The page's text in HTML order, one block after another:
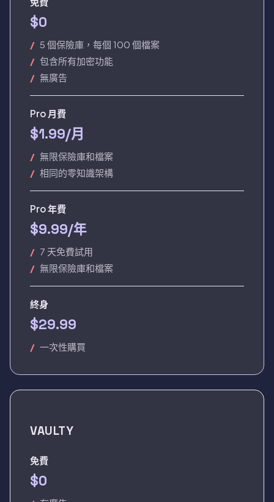
$0
5 個保險庫，每個 100 個檔案
包含所有加密功能
無廣告
Pro 月費
$1.99/月
無限保險庫和檔案
相同的零知識架構
Pro 年費
$9.99/年
7 天免費試用
無限保險庫和檔案
終身
$29.99
一次性購買
VAULTY
免費
$0